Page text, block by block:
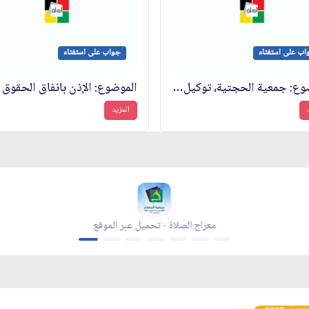
على استفتاء
الموضوع: جمعية الحجتية، توكيل بالاستفادة من الحقوق الشرعية لمكافحة البهائية
جواب على استفتاء
المزيد
معراج الصلاة - تحميل عبر الموقع